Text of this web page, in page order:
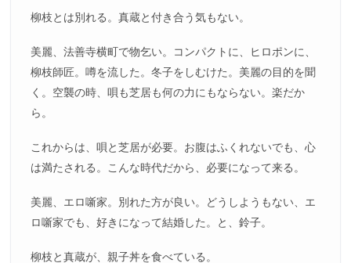
柳枝とは別れる。真蔵と付き合う気もない。
美麗、法善寺横町で物乞い。コンパクトに、ヒロポンに、
柳枝師匠。噂を流した。冬子をしむけた。美麗の目的を聞
く。空襲の時、唄も芝居も何の力にもならない。楽だか
ら。
これからは、唄と芝居が必要。お腹はふくれないでも、心
は満たされる。こんな時代だから、必要になって来る。
美麗、エロ噺家。別れた方が良い。どうしようもない、エ
ロ噺家でも、好きになって結婚した。と、鈴子。
柳枝と真蔵が、親子丼を食べている。